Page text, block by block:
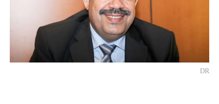
DR